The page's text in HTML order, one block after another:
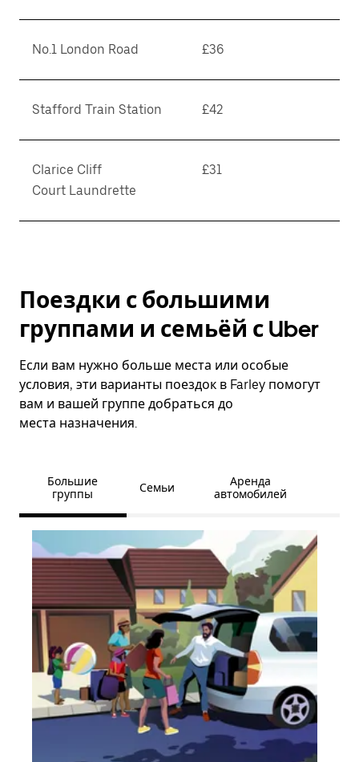
No.1 London Road £36
Stafford Train Station £42
Clarice Cliff
Court Laundrette
£31
Поездки с большими
группами и семьёй с Uber
Если вам нужно больше места или особые
условия, эти варианты поездок в Farley помогут
вам и вашей группе добраться до
места назначения.
Большие
группы
Семьи
Аренда
автомобилей